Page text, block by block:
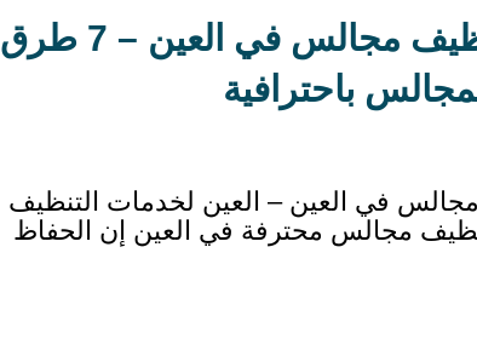
أفضل شركة تنظيف مجالس في العين – 7 طرق
باحترافية
في العين – العين لخدمات التنظيف
مجالس محترفة في العين إن الحفاظ